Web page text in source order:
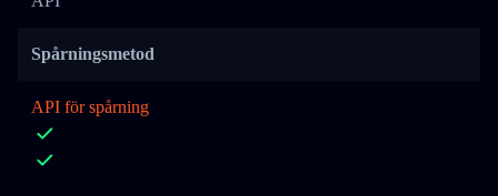
Spårningsmetod
API för spårning